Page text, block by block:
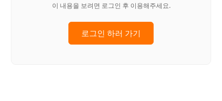
이 내용을 보려면 로그인 후 이용해주세요.
로그인 하러 가기